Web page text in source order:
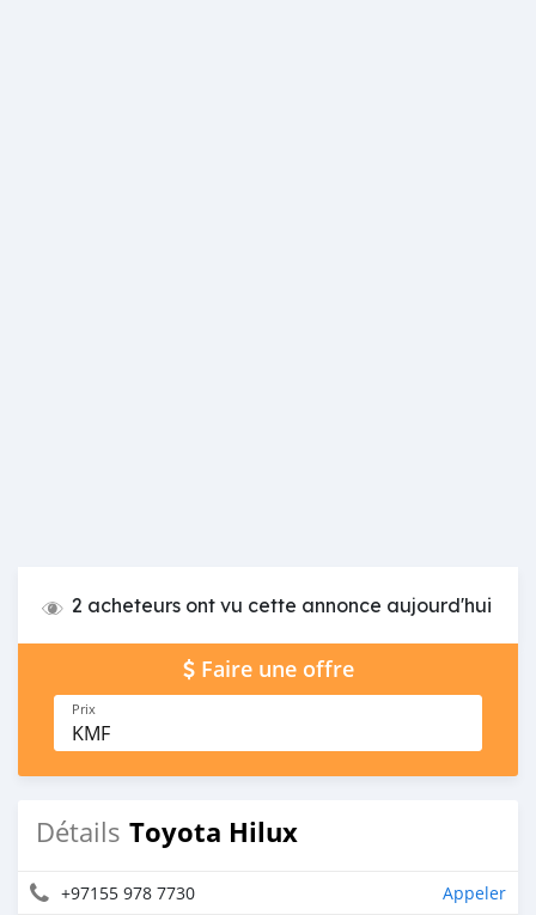
2 acheteurs ont vu cette annonce aujourd'hui
Faire une offre
Prix
KMF
Détails Toyota Hilux
+97155 978 7730 Appeler